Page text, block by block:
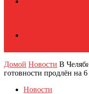
Домой Новости В
готовности продлён на 6
Новости